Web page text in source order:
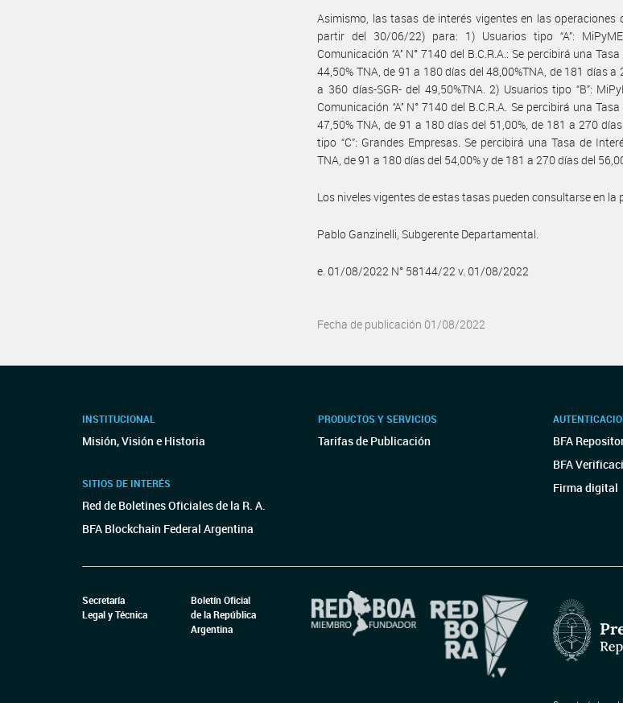
Asimismo, las tasas de interés vigentes en las operaciones
partir del 30/06/22) para: 1) Usuarios tipo “A”:
Comunicación ‘‘A’’ N° 7140 del B.C.R.A.: Se percibirá una
44,50% TNA, de 91 a 180 días del 48,00%TNA, de 181 días a
a 360 días-SGR- del 49,50%TNA. 2) Usuarios tipo “B”:
Comunicación ‘‘A’’ N° 7140 del B.C.R.A. Se percibirá una
47,50% TNA, de 91 a 180 días del 51,00%, de 181 a 270
tipo “C”: Grandes Empresas. Se percibirá una Tasa de
TNA, de 91 a 180 días del 54,00% y de 181 a 270 días del
Los niveles vigentes de estas tasas pueden consultarse en
Pablo Ganzinelli, Subgerente Departamental.
e. 01/08/2022 N° 58144/22 v. 01/08/2022
Fecha de publicación 01/08/2022
INSTITUCIONAL
Misión, Visión e Historia
SITIOS DE INTERÉS
Red de Boletines Oficiales de la R. A.
BFA Blockchain Federal Argentina
PRODUCTOS Y SERVICIOS
Tarifas de Publicación
BFA
BFA
Firma digital
Secretaría
Legal y Técnica
Boletín Oficial
de la República
Argentina